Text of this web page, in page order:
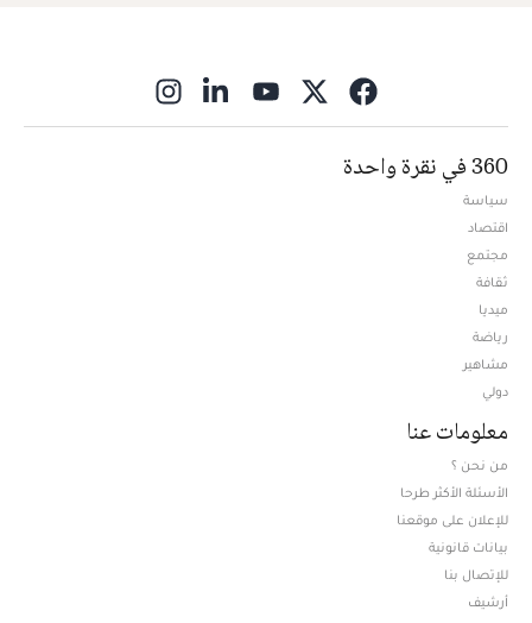
360 في نقرة واحدة
سياسة
اقتصاد
مجتمع
ثقافة
ميديا
رياضة
مشاهير
دولي
معلومات عنا
من نحن ؟
الأسئلة الأكثر طرحا
للإعلان على موقعنا
بيانات قانونية
للإتصال بنا
أرشيف